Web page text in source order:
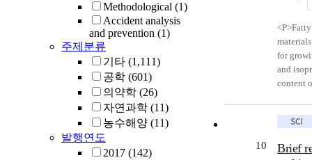
Methodological (1)
Accident analysis
and prevention (1)
주제분류
기타 (1,111)
공학 (601)
의약학 (26)
자연과학 (11)
농수해양 (11)
발행연도
2017 (142)
for
and
content
those of
10
Brief